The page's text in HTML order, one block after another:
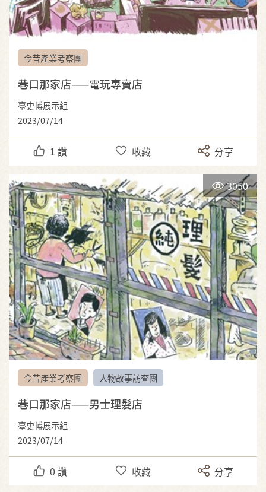
今昔產業考察團
巷口那家店——電玩專賣店
臺史博展示組
2023/07/14
1 讚 收藏 分享
3050
今昔產業考察團 人物故事訪查團
巷口那家店——男士理髮店
臺史博展示組
2023/07/14
0 讚 收藏 分享